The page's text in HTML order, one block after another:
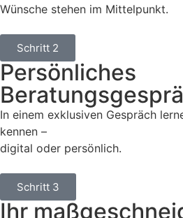
Wünsche stehen im Mittelpunkt.
Schritt 2
Persönliches
In einem exklusiven Gespräch
kennen –
digital oder persönlich.
Schritt 3
Ihr